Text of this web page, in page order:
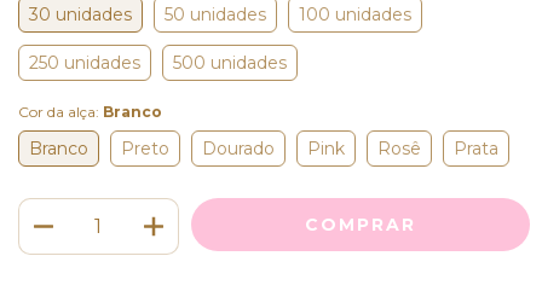
30 unidades 50 unidades 100 unidades
250 unidades 500 unidades
Cor da alça: Branco
Branco Preto Dourado Pink Rosê Prata